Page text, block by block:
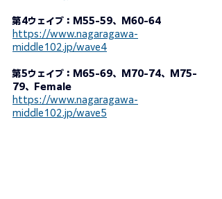
第4ウェイブ：M55-59、M60-64
https://www.nagaragawa-
middle102.jp/wave4
第5ウェイブ：
M65-69、M70-74、M75-
79、Female
https://www.nagaragawa-
middle102.jp/wave5